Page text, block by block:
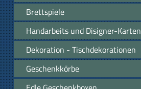
Brettspiele
Handarbeits und Disigner-Karten
Dekoration - Tischdekorationen
Geschenkkörbe